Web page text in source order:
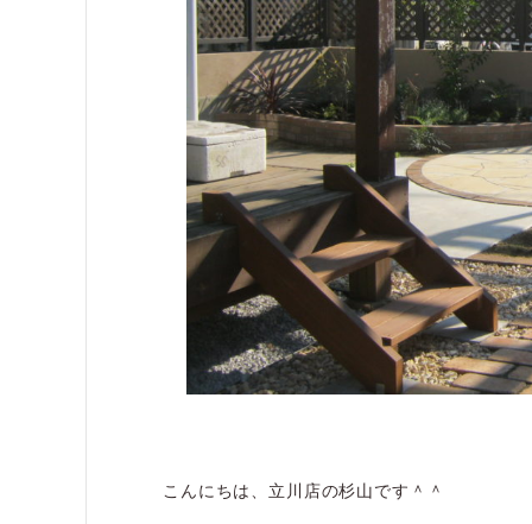
こんにちは、立川店の杉山です＾＾